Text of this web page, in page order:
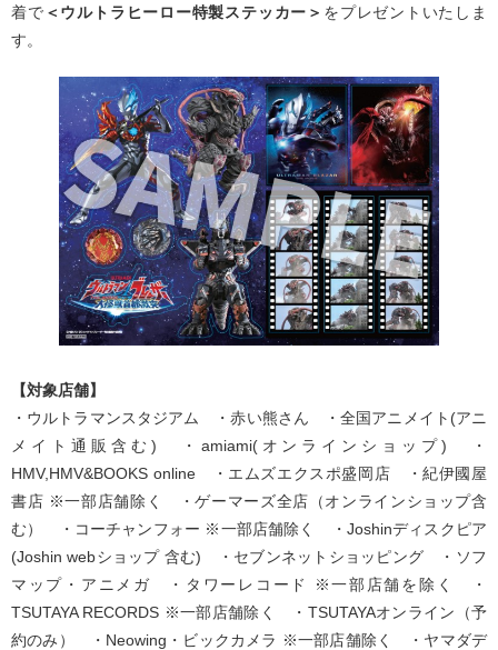
着で ＜ウルトラヒーロー特製ステッカー＞ をプレゼントいたしま
す。
【対象店舗】
・ウルトラマンスタジアム ・赤い熊さん ・全国アニメイト(アニ
メイト通販含む) ・amiami(オンラインショップ) ・
HMV,HMV&BOOKS online ・エムズエクスポ盛岡店 ・紀伊國屋
書店 ※一部店舗除く ・ゲーマーズ全店（オンラインショップ含
む） ・コーチャンフォー ※一部店舗除く ・Joshinディスクピア
(Joshin webショップ 含む) ・セブンネットショッピング ・ソフ
マップ・アニメガ ・タワーレコード ※一部店舗を除く ・
TSUTAYA RECORDS ※一部店舗除く ・TSUTAYAオンライン（予
約のみ） ・Neowing・ビックカメラ ※一部店舗除く ・ヤマダデ